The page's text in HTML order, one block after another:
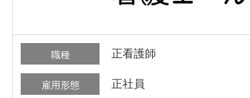
職種 正看護師
雇用形態 正社員